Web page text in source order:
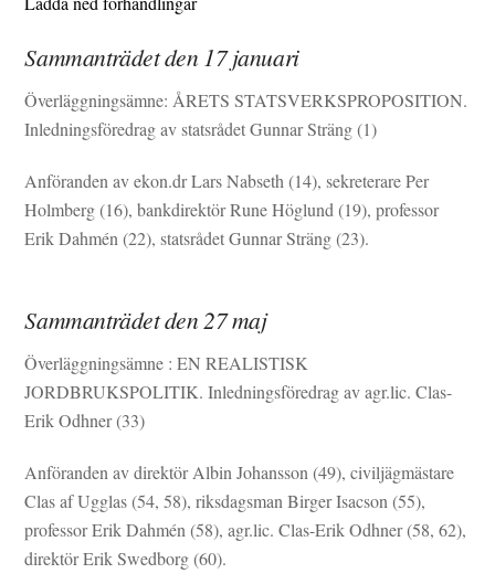
Sammanträdet den 17 januari
Överläggningsämne: ÅRETS STATSVERKSPROPOSITION.
Inledningsföredrag av statsrådet Gunnar Sträng (1)
Anföranden av ekon.dr Lars Nabseth (14), sekreterare Per
Holmberg (16), bankdirektör Rune Höglund (19), professor
Erik Dahmén (22), statsrådet Gunnar Sträng (23).
Sammanträdet den 27 maj
Överläggningsämne : EN REALISTISK
JORDBRUKSPOLITIK. Inledningsföredrag av agr.lic. Clas-
Erik Odhner (33)
Anföranden av direktör Albin Johansson (49), civiljägmästare
Clas af Ugglas (54, 58), riksdagsman Birger Isacson (55),
professor Erik Dahmén (58), agr.lic. Clas-Erik Odhner (58, 62),
direktör Erik Swedborg (60).